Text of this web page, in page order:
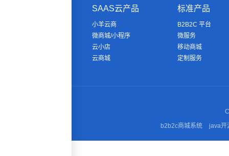
SAAS云产品
小羊云商
微商城/小程序
云小店
云商城
标准产品
B2B2C 平台
微服务
移动商城
定制服务
b2b2c商城系统
java开